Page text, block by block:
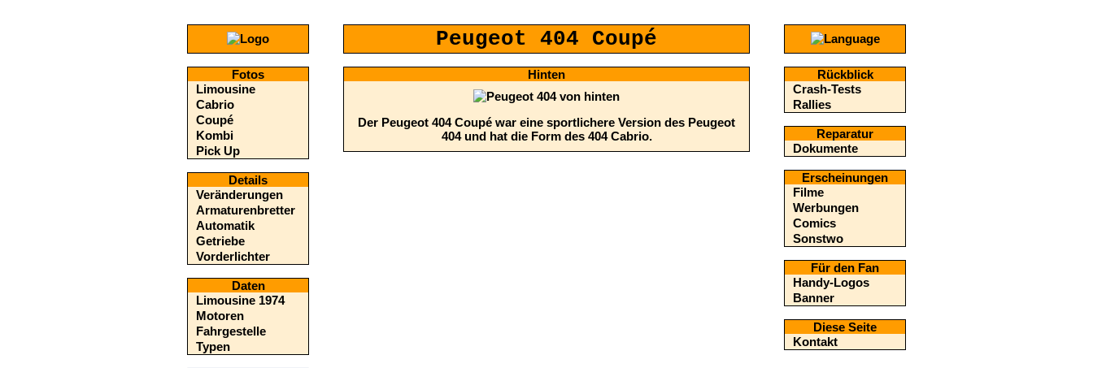
Fotos
Limousine
Cabrio
Coupé
Kombi
Pick Up
Details
Veränderungen
Armaturenbretter
Automatik
Getriebe
Vorderlichter
Daten
Limousine 1974
Motoren
Fahrgestelle
Typen
Peugeot 404 Coupé
Hinten
Der Peugeot 404 Coupé war eine sportlichere Version des Peugeot
404 und hat die Form des 404 Cabrio.
Rückblick
Crash-Tests
Rallies
Reparatur
Dokumente
Erscheinungen
Filme
Werbungen
Comics
Sonstwo
Für den Fan
Handy-Logos
Banner
Diese Seite
Kontakt